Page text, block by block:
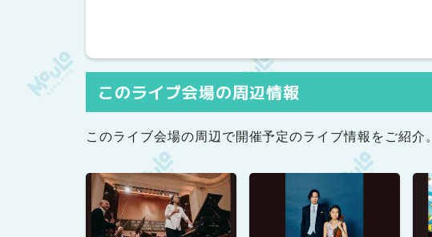
このライブ会場の周辺情報
このライブ会場の周辺で開催予定のライブ情報をご紹介。